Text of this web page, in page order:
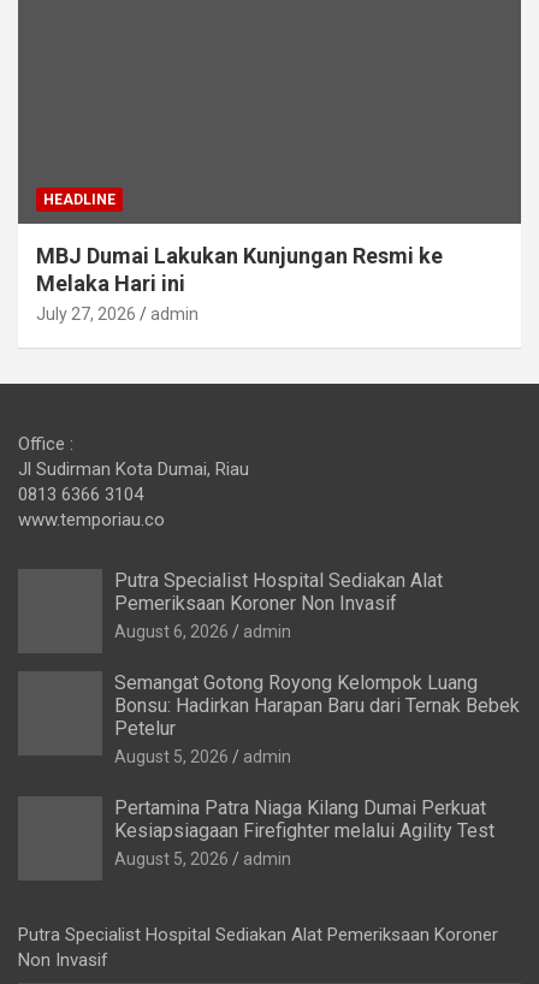
HEADLINE
MBJ Dumai Lakukan Kunjungan Resmi ke
Melaka Hari ini
July 27, 2026 admin
Office :
Jl Sudirman Kota Dumai, Riau
0813 6366 3104
www.temporiau.co
Putra Specialist Hospital Sediakan Alat
Pemeriksaan Koroner Non Invasif
August 6, 2026 admin
Semangat Gotong Royong Kelompok Luang
Bonsu: Hadirkan Harapan Baru dari Ternak Bebek
Petelur
August 5, 2026 admin
Pertamina Patra Niaga Kilang Dumai Perkuat
Kesiapsiagaan Firefighter melalui Agility Test
August 5, 2026 admin
Putra Specialist Hospital Sediakan Alat Pemeriksaan Koroner
Non Invasif